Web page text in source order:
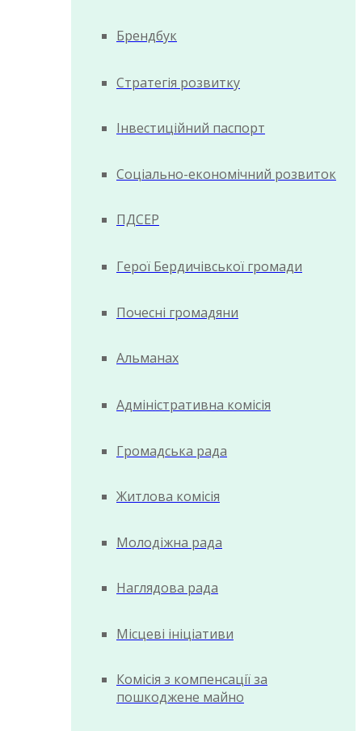
Брендбук
Стратегія розвитку
Інвестиційний паспорт
Соціально-економічний розвиток
ПДСЕР
Герої Бердичівської громади
Почесні громадяни
Альманах
Адміністративна комісія
Громадська рада
Житлова комісія
Молодіжна рада
Наглядова рада
Місцеві ініціативи
Комісія з компенсації за
пошкоджене майно